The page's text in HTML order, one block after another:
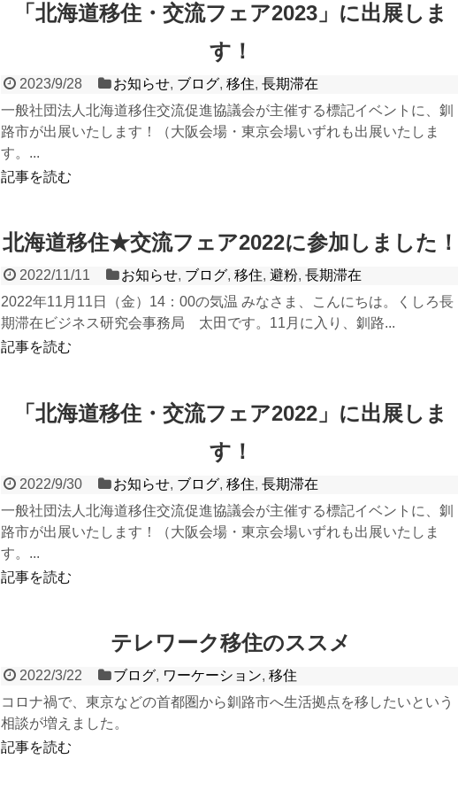
「北海道移住・交流フェア2023」に出展しま
す！
2023/9/28 お知らせ, ブログ,移住,長期滞在
一般社団法人北海道移住交流促進協議会が主催する標記イベントに、釧
路市が出展いたします！（大阪会場・東京会場いずれも出展いたしま
す。...
記事を読む
北海道移住★交流フェア2022に参加しました！
2022/11/11 お知らせ, ブログ,移住,避粉,長期滞在
2022年11月11日（金）14：00の気温 みなさま、こんにちは。くしろ長
期滞在ビジネス研究会事務局 太田です。11月に入り、釧路...
記事を読む
「北海道移住・交流フェア2022」に出展しま
す！
2022/9/30 お知らせ, ブログ,移住,長期滞在
一般社団法人北海道移住交流促進協議会が主催する標記イベントに、釧
路市が出展いたします！（大阪会場・東京会場いずれも出展いたしま
す。...
記事を読む
テレワーク移住のススメ
2022/3/22 ブログ, ワーケーション,移住
コロナ禍で、東京などの首都圏から釧路市へ生活拠点を移したいという
相談が増えました。
記事を読む